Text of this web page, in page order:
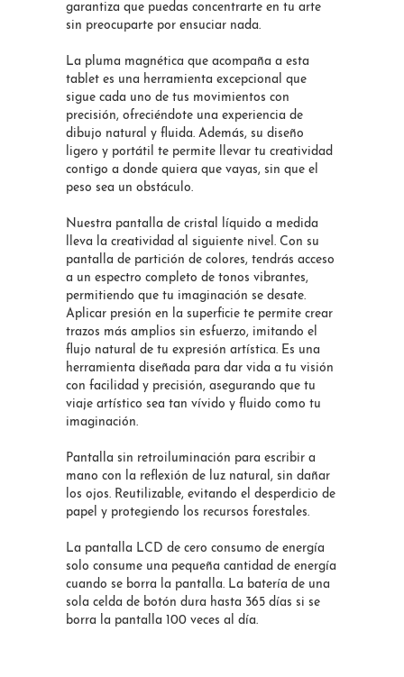
garantiza que puedas concentrarte en tu arte
sin preocuparte por ensuciar nada.
La pluma magnética que acompaña a esta
tablet es una herramienta excepcional que
sigue cada uno de tus movimientos con
precisión, ofreciéndote una experiencia de
dibujo natural y fluida. Además, su diseño
ligero y portátil te permite llevar tu creatividad
contigo a donde quiera que vayas, sin que el
peso sea un obstáculo.
Nuestra pantalla de cristal líquido a medida
lleva la creatividad al siguiente nivel. Con su
pantalla de partición de colores, tendrás acceso
a un espectro completo de tonos vibrantes,
permitiendo que tu imaginación se desate.
Aplicar presión en la superficie te permite crear
trazos más amplios sin esfuerzo, imitando el
flujo natural de tu expresión artística. Es una
herramienta diseñada para dar vida a tu visión
con facilidad y precisión, asegurando que tu
viaje artístico sea tan vívido y fluido como tu
imaginación.
Pantalla sin retroiluminación para escribir a
mano con la reflexión de luz natural, sin dañar
los ojos. Reutilizable, evitando el desperdicio de
papel y protegiendo los recursos forestales.
La pantalla LCD de cero consumo de energía
solo consume una pequeña cantidad de energía
cuando se borra la pantalla. La batería de una
sola celda de botón dura hasta 365 días si se
borra la pantalla 100 veces al día.